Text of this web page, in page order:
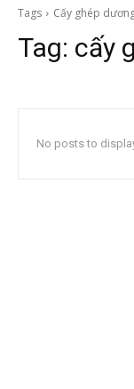
Tags Cấy ghép
Tag: cấy
No posts to